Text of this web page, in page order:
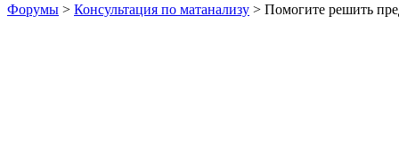
Форумы > Консультация по матанализу > Помогите решить